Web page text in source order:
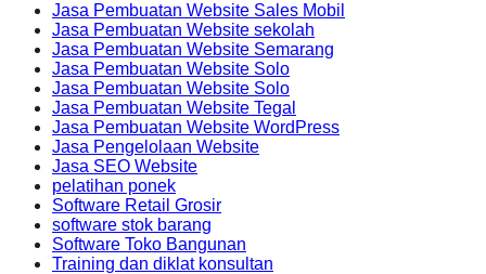
Jasa Pembuatan Website Sales Mobil
Jasa Pembuatan Website sekolah
Jasa Pembuatan Website Semarang
Jasa Pembuatan Website Solo
Jasa Pembuatan Website Solo
Jasa Pembuatan Website Tegal
Jasa Pembuatan Website WordPress
Jasa Pengelolaan Website
Jasa SEO Website
pelatihan ponek
Software Retail Grosir
software stok barang
Software Toko Bangunan
Training dan diklat konsultan